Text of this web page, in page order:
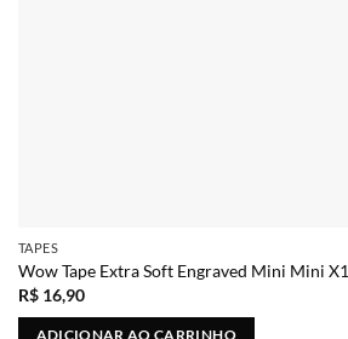
TAPES
Wow Tape Extra Soft Engraved Mini Mini X1
R$16,90
ADICIONAR AO CARRINHO